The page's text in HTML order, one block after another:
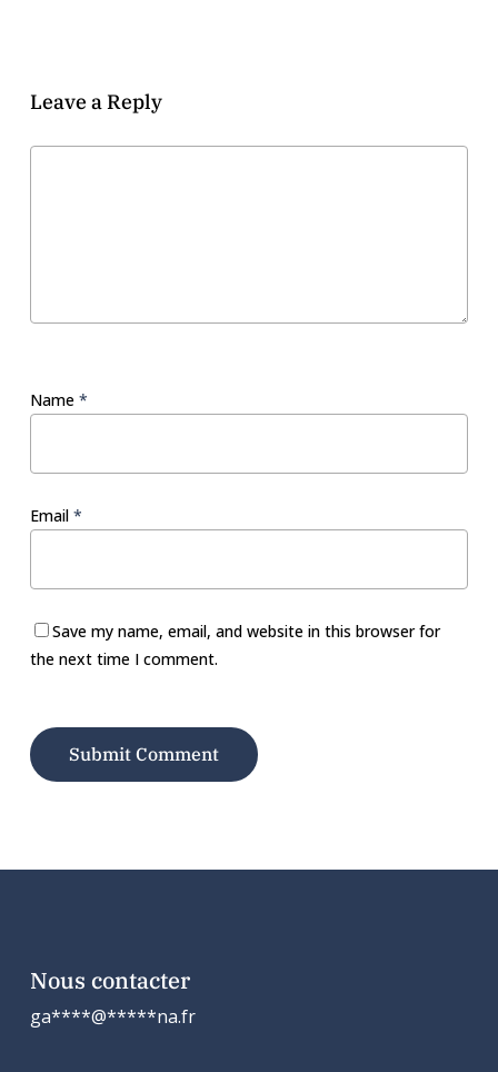
Leave a Reply
Name *
Email *
Save my name, email, and website in this browser for
the next time I comment.
Nous contacter
ga****@*****na.fr